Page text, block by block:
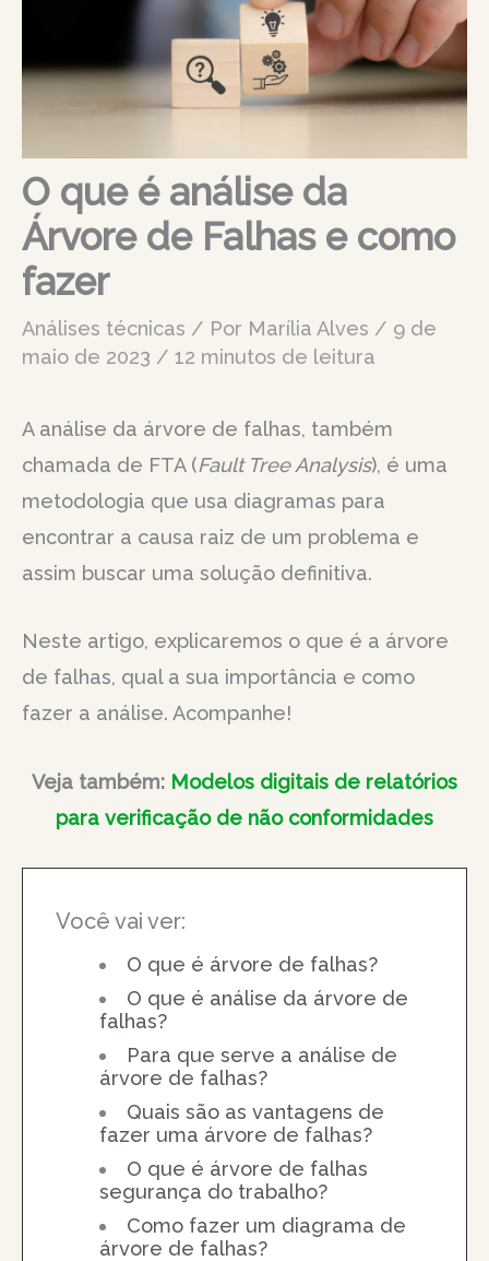
O que é análise da
Árvore de Falhas e como
fazer
Análises técnicas / Por Marília Alves / 9 de
maio de 2023 / 12 minutos de leitura
A análise da árvore de falhas, também
chamada de FTA (Fault Tree Analysis), é uma
metodologia que usa diagramas para
encontrar a causa raiz de um problema e
assim buscar uma solução definitiva.
Neste artigo, explicaremos o que é a árvore
de falhas, qual a sua importância e como
fazer a análise. Acompanhe!
Veja também: Modelos digitais de relatórios
para verificação de não conformidades
Você vai ver:
O que é árvore de falhas?
O que é análise da árvore de
falhas?
Para que serve a análise de
árvore de falhas?
Quais são as vantagens de
fazer uma árvore de falhas?
O que é árvore de falhas
segurança do trabalho?
Como fazer um diagrama de
árvore de falhas?